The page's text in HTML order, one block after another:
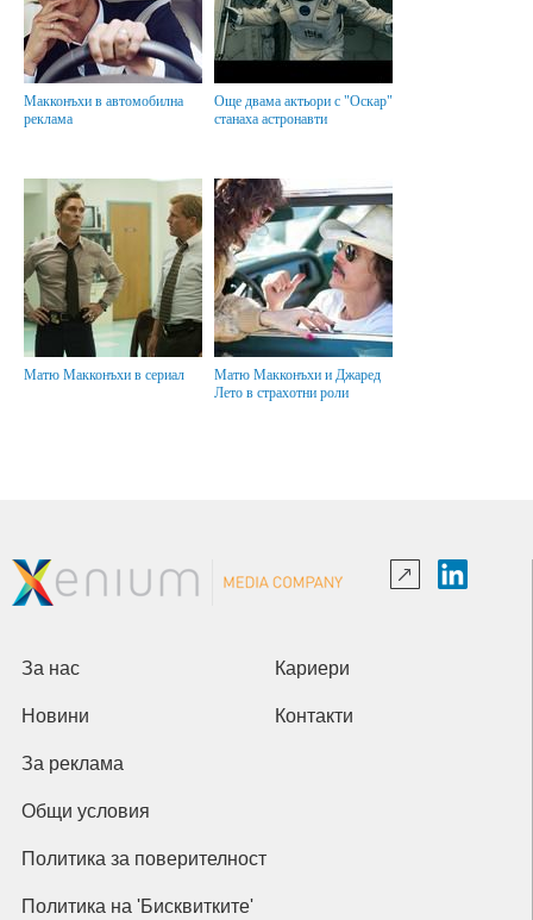
Макконъхи в автомобилна
реклама
Още двама актьори с "Оскар"
станаха астронавти
Матю Макконъхи в сериал
Матю Макконъхи и Джаред
Лето в страхотни роли
За нас Кариери
Новини Контакти
За реклама
Общи условия
Политика за поверителност
Политика на 'Бисквитките'